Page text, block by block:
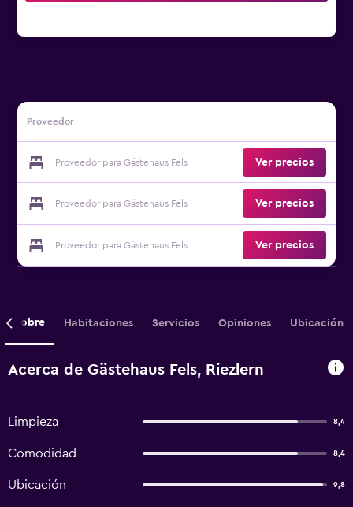
Proveedor
Proveedor para Gästehaus Fels Ver precios
Proveedor para Gästehaus Fels Ver precios
Proveedor para Gästehaus Fels Ver precios
Sobre Habitaciones Servicios Opiniones Ubicación
Acerca de Gästehaus Fels, Riezlern
Limpieza 8,4
Comodidad 8,4
Ubicación 9,8